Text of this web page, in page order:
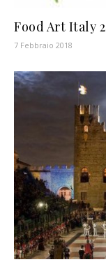
Food Art Italy
7 Febbraio 2018